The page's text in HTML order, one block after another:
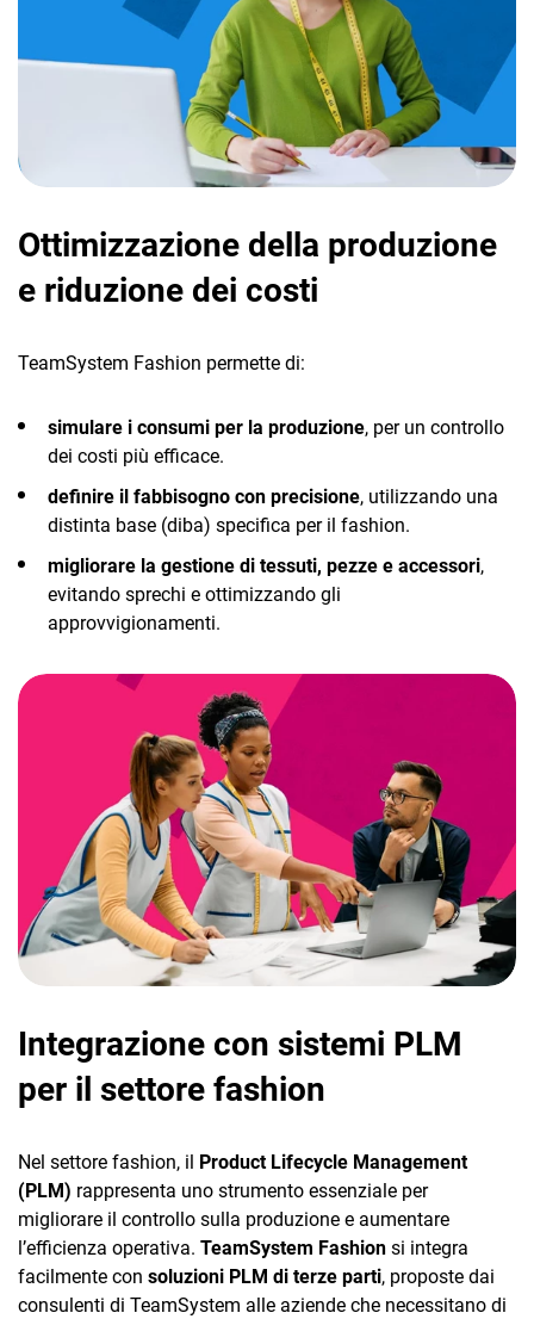
Ottimizzazione della produzione
e riduzione dei costi
TeamSystem Fashion permette di:
simulare i consumi per la produzione, per un controllo
dei costi più efficace.
definire il fabbisogno con precisione, utilizzando una
distinta base (diba) specifica per il fashion.
migliorare la gestione di tessuti, pezze e accessori,
evitando sprechi e ottimizzando gli
approvvigionamenti.
Integrazione con sistemi PLM
per il settore fashion
Nel settore fashion, il
Product Lifecycle Management
(PLM) rappresenta uno strumento essenziale per
migliorare il controllo sulla produzione e aumentare
l’efficienza operativa. TeamSystem Fashion si integra
facilmente con soluzioni PLM di terze parti, proposte dai
consulenti di TeamSystem alle aziende che necessitano di